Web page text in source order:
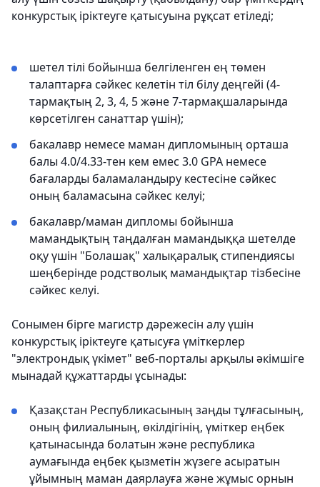
конкурстық іріктеуге қатысуына рұқсат етіледі;
шетел тілі бойынша белгіленген ең төмен
талаптарға сәйкес келетін тіл білу деңгейі (4-
тармақтың 2, 3, 4, 5 және 7-тармақшаларында
көрсетілген санаттар үшін);
бакалавр немесе маман дипломының орташа
балы 4.0/4.33-тен кем емес 3.0 GPA немесе
бағаларды баламаландыру кестесіне сәйкес
оның баламасына сәйкес келуі;
бакалавр/маман дипломы бойынша
мамандықтың таңдалған мамандыққа шетелде
оқу үшін "Болашақ" халықаралық стипендиясы
шеңберінде родстволық мамандықтар тізбесіне
сәйкес келуі.
Сонымен бірге магистр дәрежесін алу үшін
конкурстық іріктеуге қатысуға үміткерлер
"электрондық үкімет" веб-порталы арқылы әкімшіге
мынадай құжаттарды ұсынады:
Қазақстан Республикасының заңды тұлғасының,
оның филиалының, өкілдігінің, үміткер еңбек
қатынасында болатын және республика
аумағында еңбек қызметін жүзеге асыратын
ұйымның маман даярлауға және жұмыс орнын